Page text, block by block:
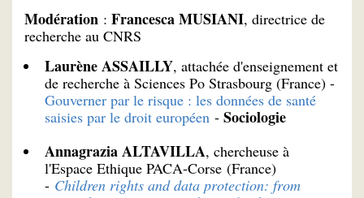
Modération : Francesca MUSIANI, directrice de
recherche au CNRS
Laurène ASSAILLY, attachée d'enseignement et
de recherche à Sciences Po Strasbourg (France) -
Gouverner par le risque : les données de santé
saisies par le droit européen - Sociologie
Annagrazia ALTAVILLA, chercheuse à
l'Espace Ethique PACA-Corse (France)
- Children rights and data protection: from